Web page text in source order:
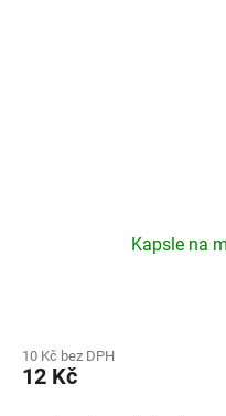
Kapsle na
10 Kč bez DPH
12 Kč